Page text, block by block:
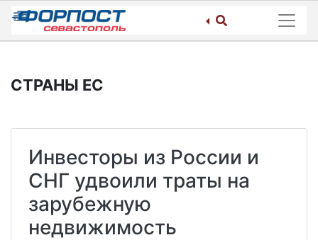
Skip
content
СТРАНЫ ЕС
Инвесторы из России и
СНГ удвоили траты на
зарубежную
недвижимость